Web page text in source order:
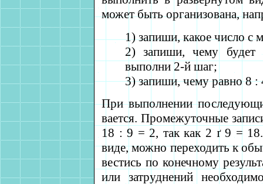
может быть организована,
1) запиши, какое число
2) запиши, чему
выполни 2-й шаг;
3) запиши, чему равно 8
При выполнении
вается. Промежуточные
18 : 9 = 2, так как 2 ґ9 = 18.
виде, можно переходить к
вестись по конечному
или затруднений